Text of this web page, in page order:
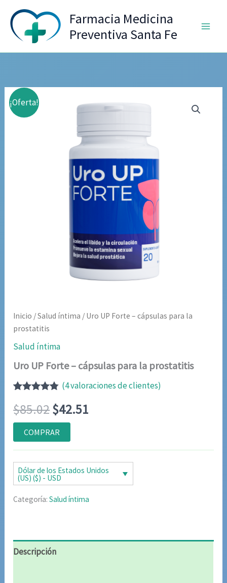
contenido
Farmacia Medicina
Preventiva Santa Fe
¡Oferta!
Inicio /Salud íntima / Uro UP Forte – cápsulas para la
prostatitis
Salud íntima
Uro UP Forte – cápsulas para la prostatitis
con4.75de
5 en base
a
valoraciones
de clientes
(4valoraciones de clientes)
$85.02El
precio
original
era:
$85.02.
$42.51
actual
es:
$42.51.
COMPRAR
Dólar de los Estados Unidos
(US) ($) - USD
Categoría:Salud íntima
Descripción